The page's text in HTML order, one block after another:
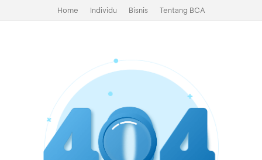
Home Individu Bisnis Tentang BCA